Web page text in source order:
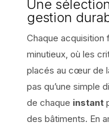
Une
gestion
Chaque acquisition
minutieux, où les
placés au cœur de
pas qu’une simple
de chaque instant
des bâtiments. En